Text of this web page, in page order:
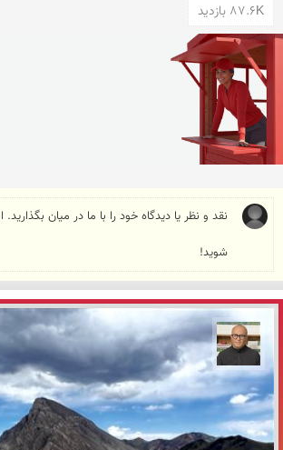
87.6K بازدید
مازیار ذاکری